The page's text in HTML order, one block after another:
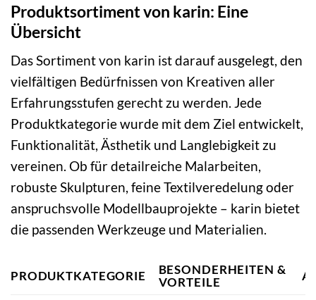
Produktsortiment von karin: Eine
Übersicht
Das Sortiment von karin ist darauf ausgelegt, den
vielfältigen Bedürfnissen von Kreativen aller
Erfahrungsstufen gerecht zu werden. Jede
Produktkategorie wurde mit dem Ziel entwickelt,
Funktionalität, Ästhetik und Langlebigkeit zu
vereinen. Ob für detailreiche Malarbeiten,
robuste Skulpturen, feine Textilveredelung oder
anspruchsvolle Modellbauprojekte – karin bietet
die passenden Werkzeuge und Materialien.
PRODUKTKATEGORIE
BESONDERHEITEN &
VORTEILE